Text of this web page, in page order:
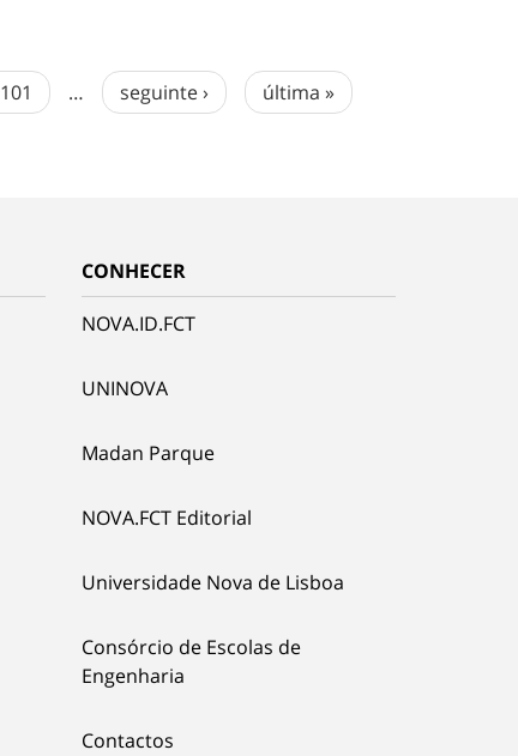
101 … seguinte › última »
CONHECER
NOVA.ID.FCT
UNINOVA
Madan Parque
NOVA.FCT Editorial
Universidade Nova de Lisboa
Consórcio de Escolas de
Engenharia
Contactos